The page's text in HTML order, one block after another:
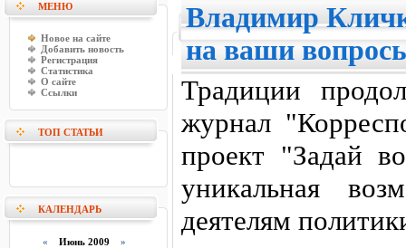
МЕНЮ
Новое на сайте
Добавить новость
Регистрация
Статистика
О сайте
Ссылки
ТОП СТАТЬИ
КАЛЕНДАРЬ
« Июнь 2009 »
Владимир
на ваши
Традиции
журнал
проект "Задай
уникальная
деятелям